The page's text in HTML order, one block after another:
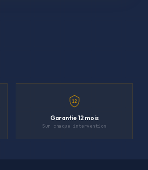
12
Garantie 12 mois
Sur chaque intervention